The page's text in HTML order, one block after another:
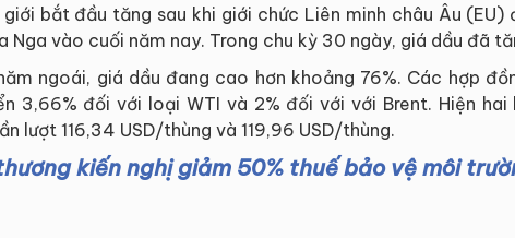
bắt đầu tăng sau khi giới chức Liên minh châu Âu
Nga vào cuối năm nay. Trong chu kỳ 30 ngày, giá dầu đã
ngoái, giá dầu đang cao hơn khoảng 76%. Các hợp
3,66% đối với loại WTI và 2% đối với với Brent. Hiện hai
lượt 116,34 USD/thùng và 119,96 USD/thùng.
kiến nghị giảm 50% thuế bảo vệ môi